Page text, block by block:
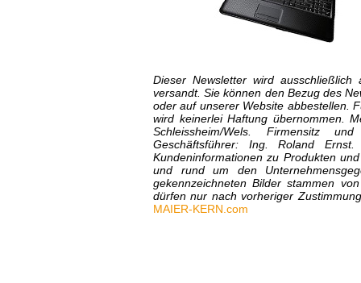
Dieser Newsletter wird
versandt. Sie können den Bezug des
oder auf unserer Website abbestellen.
wird keinerlei Haftung übernommen.
Schleissheim/Wels. Firmensitz
Geschäftsführer: Ing. Roland
Kundeninformationen zu Produkten
und rund um den
gekennzeichneten Bilder stammen
dürfen nur nach vorheriger
MAIER-KERN.com